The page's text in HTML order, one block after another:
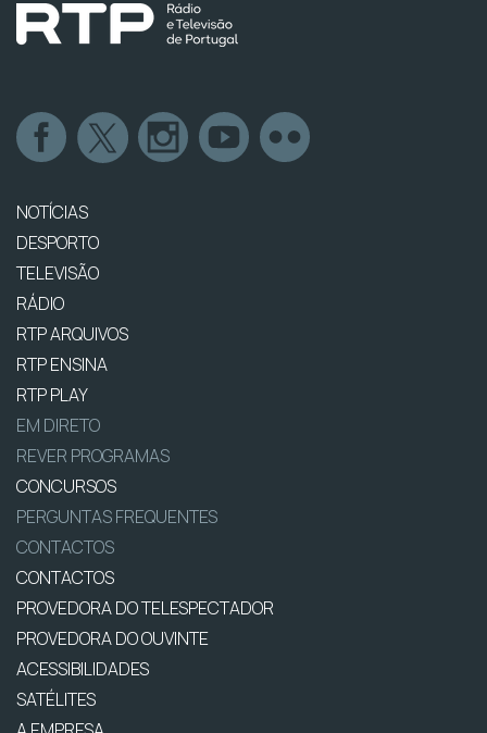
NOTÍCIAS
DESPORTO
TELEVISÃO
RÁDIO
RTP ARQUIVOS
RTP ENSINA
RTP PLAY
EM DIRETO
REVER PROGRAMAS
CONCURSOS
PERGUNTAS FREQUENTES
CONTACTOS
CONTACTOS
PROVEDORA DO TELESPECTADOR
PROVEDORA DO OUVINTE
ACESSIBILIDADES
SATÉLITES